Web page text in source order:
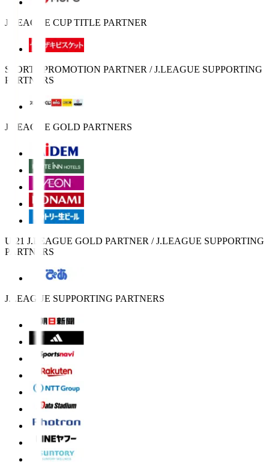
J.LEAGUE CUP TITLE PARTNER
SPORTS PROMOTION PARTNER / J.LEAGUE SUPPORTING
PARTNERS
J.LEAGUE GOLD PARTNERS
U-21 J.LEAGUE GOLD PARTNER / J.LEAGUE SUPPORTING
PARTNERS
J.LEAGUE SUPPORTING PARTNERS